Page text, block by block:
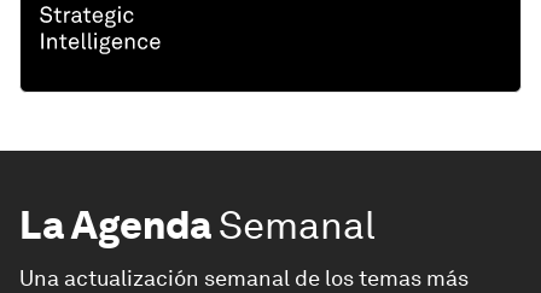
La AgendaSemanal
Una actualización semanal de los temas más